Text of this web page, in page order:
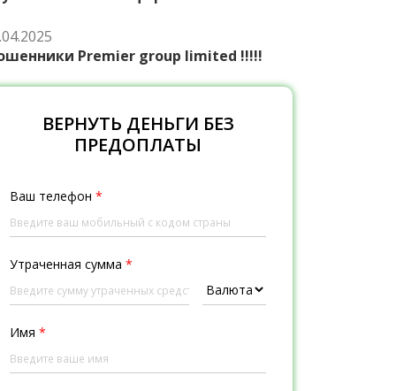
Premier group limited !!!!!
ВЕРНУТЬ ДЕНЬГИ БЕЗ
ПРЕДОПЛАТЫ
Ваш телефон *
Утраченная сумма *
Имя *